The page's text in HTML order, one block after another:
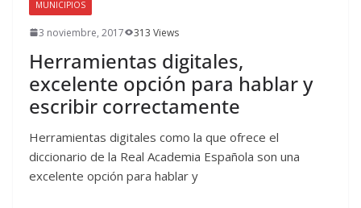
MUNICIPIOS
3 noviembre, 2017 313 Views
Herramientas digitales,
excelente opción para hablar y
escribir correctamente
Herramientas digitales como la que ofrece el
diccionario de la Real Academia Española son una
excelente opción para hablar y